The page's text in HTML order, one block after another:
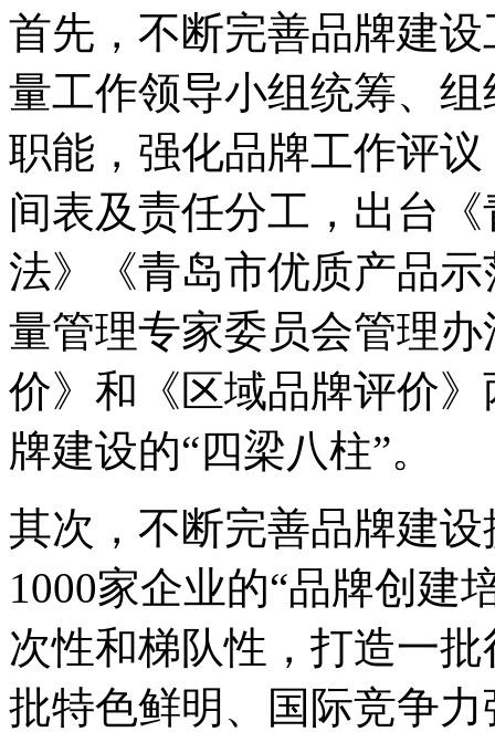
首先，不断完善品牌建
量工作领导小组统筹、
职能，强化品牌工作评
间表及责任分工，出台
法》《青岛市优质产品
量管理专家委员会管理
价》和《区域品牌评价
牌建设的“四梁八柱”。
其次，不断完善品牌建
1000家企业的“品牌创建
次性和梯队性，打造一
批特色鲜明、国际竞争